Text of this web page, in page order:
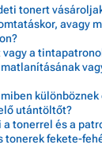
tonert
avagy
a
utántöltőt?
tonerrel és a
tonerek fekete-